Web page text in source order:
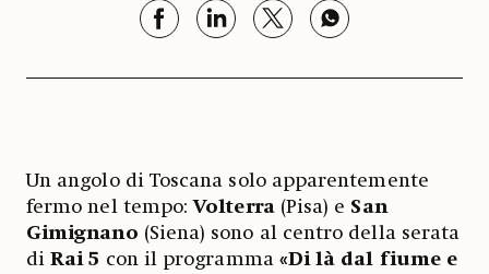
Un angolo di Toscana solo apparentemente
fermo nel tempo:Volterra(Pisa) e San
Gimignano (Siena) sono al centro della serata
diRai 5 con il programma «Di là dal fiume e